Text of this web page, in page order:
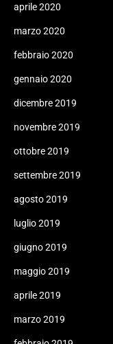
aprile 2020
marzo 2020
febbraio 2020
gennaio 2020
dicembre 2019
novembre 2019
ottobre 2019
settembre 2019
agosto 2019
luglio 2019
giugno 2019
maggio 2019
aprile 2019
marzo 2019